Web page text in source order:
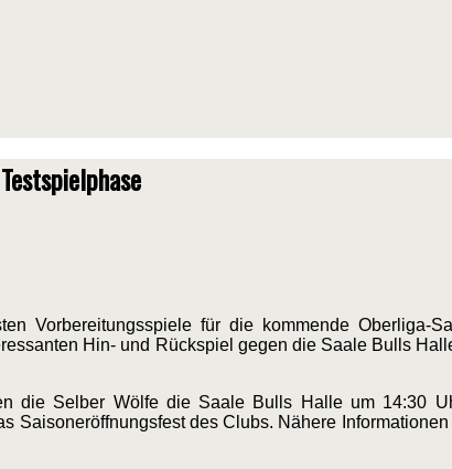
Vorbereitungsspiele für die kommende Oberliga-
Hin- und Rückspiel gegen die Saale Bulls
die Selber Wölfe die Saale Bulls Halle um 14:30
Saisoneröffnungsfest des Clubs. Nähere